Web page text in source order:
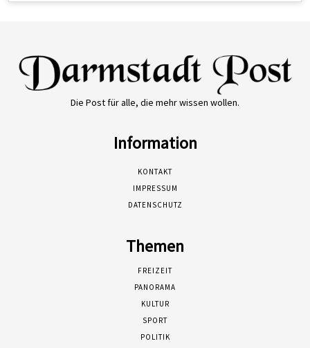
Die Post für alle, die mehr wissen wollen.
Information
KONTAKT
IMPRESSUM
DATENSCHUTZ
Themen
FREIZEIT
PANORAMA
KULTUR
SPORT
POLITIK